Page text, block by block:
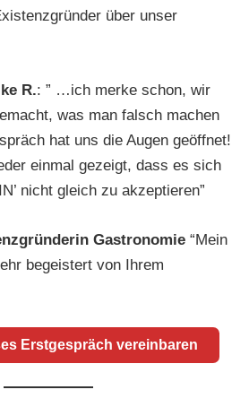
über unser
R.: ” …ich merke schon, wir
was man falsch machen
hat uns die Augen geöffnet!
einmal gezeigt, dass es sich
nicht gleich zu akzeptieren”
Gastronomie “Mein
begeistert von Ihrem
Erstgespräch vereinbaren